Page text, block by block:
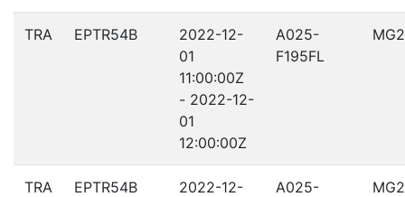
TRA EPTR54B
2022-12-
01
11:00:00Z
- 2022-12-
01
12:00:00Z
A025-
F195FL
TRA EPTR54B
2022-12-
A025-